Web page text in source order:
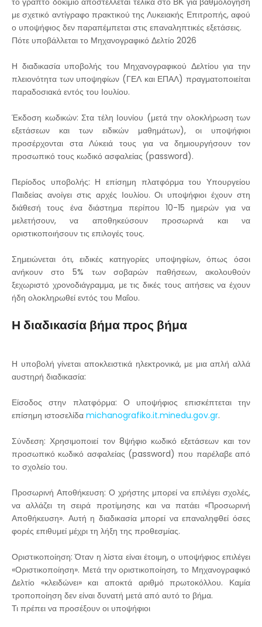
με σχετικό αντίγραφο πρακτικού της Λυκειακής Επιτροπής, αφού
ο υποψήφιος δεν παραπέμπεται στις επαναληπτικές εξετάσεις.
Πότε υποβάλλεται το Μηχανογραφικό Δελτίο 2026
Η διαδικασία υποβολής του Μηχανογραφικού Δελτίου για την
πλειονότητα των υποψηφίων (ΓΕΛ και ΕΠΑΛ) πραγματοποιείται
παραδοσιακά εντός του Ιουλίου.
Έκδοση κωδικών: Στα τέλη Ιουνίου (μετά την ολοκλήρωση των
εξετάσεων και των ειδικών μαθημάτων), οι υποψήφιοι
προσέρχονται στα Λύκειά τους για να δημιουργήσουν τον
προσωπικό τους κωδικό ασφαλείας (password).
Περίοδος υποβολής: Η επίσημη πλατφόρμα του Υπουργείου
Παιδείας ανοίγει στις αρχές Ιουλίου. Οι υποψήφιοι έχουν στη
διάθεσή τους ένα διάστημα περίπου 10-15 ημερών για να
μελετήσουν, να αποθηκεύσουν προσωρινά και να
οριστικοποιήσουν τις επιλογές τους.
Σημειώνεται ότι, ειδικές κατηγορίες υποψηφίων, όπως όσοι
ανήκουν στο 5% των σοβαρών παθήσεων, ακολουθούν
ξεχωριστό χρονοδιάγραμμα, με τις δικές τους αιτήσεις να έχουν
ήδη ολοκληρωθεί εντός του Μαΐου.
Η διαδικασία βήμα προς βήμα
Η υποβολή γίνεται αποκλειστικά ηλεκτρονικά, με μια απλή αλλά
αυστηρή διαδικασία:
Είσοδος στην πλατφόρμα: Ο υποψήφιος επισκέπτεται την
επίσημη ιστοσελίδα michanografiko.it.minedu.gov.gr.
Σύνδεση: Χρησιμοποιεί τον 8ψήφιο κωδικό εξετάσεων και τον
προσωπικό κωδικό ασφαλείας (password) που παρέλαβε από
το σχολείο του.
Προσωρινή Αποθήκευση: Ο χρήστης μπορεί να επιλέγει σχολές,
να αλλάζει τη σειρά προτίμησης και να πατάει «Προσωρινή
Αποθήκευση». Αυτή η διαδικασία μπορεί να επαναληφθεί όσες
φορές επιθυμεί μέχρι τη λήξη της προθεσμίας.
Οριστικοποίηση: Όταν η λίστα είναι έτοιμη, ο υποψήφιος επιλέγει
«Οριστικοποίηση». Μετά την οριστικοποίηση, το Μηχανογραφικό
Δελτίο «κλειδώνει» και αποκτά αριθμό πρωτοκόλλου. Καμία
τροποποίηση δεν είναι δυνατή μετά από αυτό το βήμα.
Τι πρέπει να προσέξουν οι υποψήφιοι